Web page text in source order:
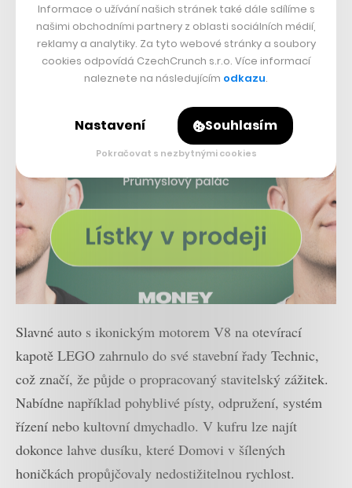
Slavné auto s ikonickým motorem V8 na otevírací
kapotě LEGO zahrnulo do své stavební řady Technic,
což značí, že půjde o propracovaný stavitelský zážitek.
Nabídne například pohyblivé písty, odpružení, systém
řízení nebo kultovní dmychadlo. V kufru lze najít
dokonce lahve dusíku, které Domovi v šílených
honičkách propůjčovaly nedostižitelnou rychlost.
Informace o užívání našich stránek také dále sdílíme s
našimi obchodními partnery z oblasti sociálních médií,
reklamy a analytiky. Za tyto webové stránky a soubory
cookies odpovídá CzechCrunch s.r.o. Více informací
naleznete na následujícím odkazu.
Nastavení Souhlasím
Pokračovat s nezbytnými cookies